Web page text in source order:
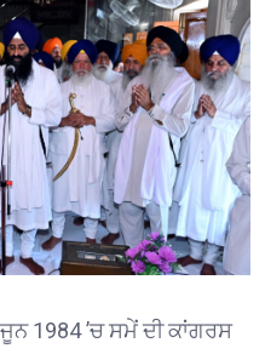
1984 ’ਚ ਸਮੇਂ ਦੀ ਕਾਂਗਰਸ